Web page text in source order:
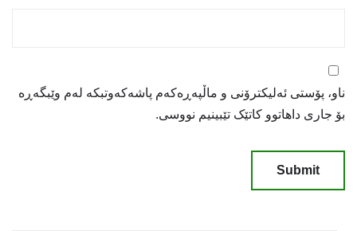
ناو، پۆستی ئەلیکترۆنی و ماڵپەڕەکەم پاشەکەوتبکە لەم وێبگەڕە
بۆ جاری داهاتوو کاتێک تێبینیم نووسی.